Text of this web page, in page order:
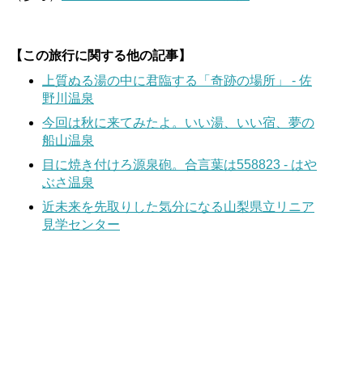
【この旅行に関する他の記事】
上質ぬる湯の中に君臨する「奇跡の場所」 - 佐
野川温泉
今回は秋に来てみたよ。いい湯、いい宿、夢の
船山温泉
目に焼き付けろ源泉砲。合言葉は558823 - はや
ぶさ温泉
近未来を先取りした気分になる山梨県立リニア
見学センター